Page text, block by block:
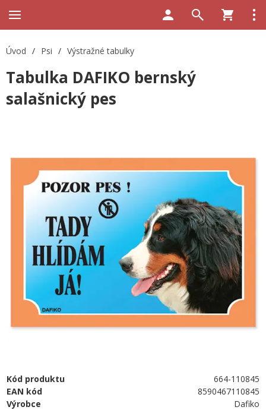
Úvod / Psi / Výstražné tabulky
Tabulka DAFIKO bernský
salašnický pes
Kód produktu
664-110845
EAN kód
8590467110845
Výrobce
Dafiko